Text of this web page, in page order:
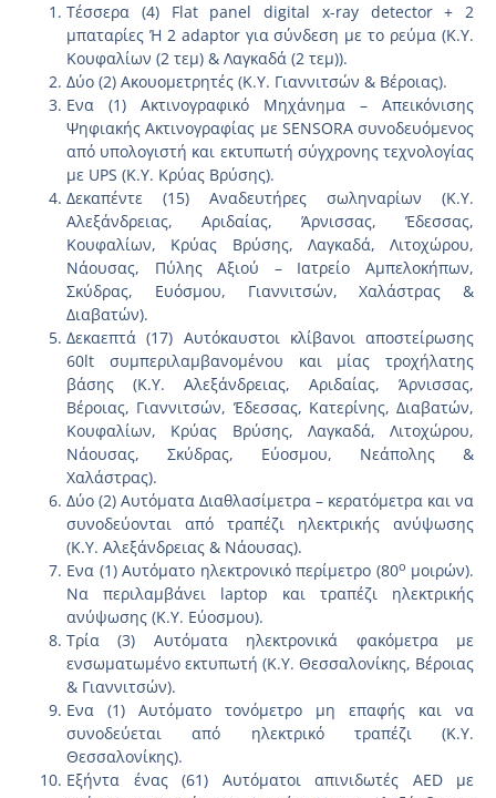
Τέσσερα (4) Flat panel digital x-ray detector + 2
μπαταρίες Ή 2 adaptor για σύνδεση με το ρεύμα (Κ.Υ.
Κουφαλίων (2 τεμ) & Λαγκαδά (2 τεμ)).
Δύο (2) Ακουομετρητές (Κ.Υ. Γιαννιτσών & Βέροιας).
Ενα (1) Ακτινογραφικό Μηχάνημα – Απεικόνισης
Ψηφιακής Ακτινογραφίας με SENSORA συνοδευόμενος
από υπολογιστή και εκτυπωτή σύγχρονης τεχνολογίας
με UPS (Κ.Υ. Κρύας Βρύσης).
Δεκαπέντε (15) Αναδευτήρες σωληναρίων (Κ.Υ.
Αλεξάνδρειας, Αριδαίας, Άρνισσας, Έδεσσας,
Κουφαλίων, Κρύας Βρύσης, Λαγκαδά, Λιτοχώρου,
Νάουσας, Πύλης Αξιού – Ιατρείο Αμπελοκήπων,
Σκύδρας, Ευόσμου, Γιαννιτσών, Χαλάστρας &
Διαβατών).
Δεκαεπτά (17) Αυτόκαυστοι κλίβανοι αποστείρωσης
60lt συμπεριλαμβανομένου και μίας τροχήλατης
βάσης (Κ.Υ. Αλεξάνδρειας, Αριδαίας, Άρνισσας,
Βέροιας, Γιαννιτσών, Έδεσσας, Κατερίνης, Διαβατών,
Κουφαλίων, Κρύας Βρύσης, Λαγκαδά, Λιτοχώρου,
Νάουσας, Σκύδρας, Εύοσμου, Νεάπολης &
Χαλάστρας).
Δύο (2) Αυτόματα Διαθλασίμετρα – κερατόμετρα και να
συνοδεύονται από τραπέζι ηλεκτρικής ανύψωσης
(Κ.Υ. Αλεξάνδρειας & Νάουσας).
Ενα (1) Αυτόματο ηλεκτρονικό περίμετρο (80o μοιρών).
Να περιλαμβάνει laptop και τραπέζι ηλεκτρικής
ανύψωσης (Κ.Υ. Εύοσμου).
Τρία (3) Αυτόματα ηλεκτρονικά φακόμετρα με
ενσωματωμένο εκτυπωτή (Κ.Υ. Θεσσαλονίκης, Βέροιας
& Γιαννιτσών).
Ενα (1) Αυτόματο τονόμετρο μη επαφής και να
συνοδεύεται από ηλεκτρικό τραπέζι (Κ.Υ.
Θεσσαλονίκης).
Εξήντα ένας (61) Αυτόματοι απινιδωτές AED με